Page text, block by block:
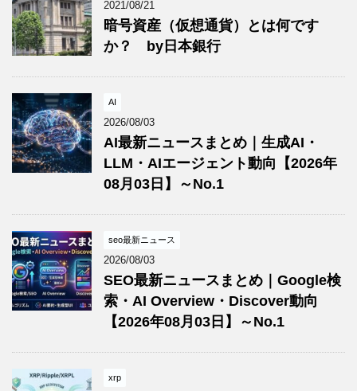
2021/08/21
暗号資産（仮想通貨）とは何です
か？ by日本銀行
AI
2026/08/03
AI最新ニュースまとめ｜生成AI・
LLM・AIエージェント動向【2026年
08月03日】～No.1
seo最新ニュース
2026/08/03
SEO最新ニュースまとめ｜Google検
索・AI Overview・Discover動向
【2026年08月03日】～No.1
xrp